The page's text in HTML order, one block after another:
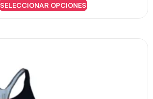
SELECCIONAR OPCIONES